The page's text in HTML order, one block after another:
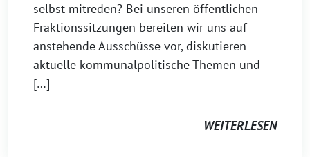
selbst mitreden? Bei unseren öffentlichen
Fraktionssitzungen bereiten wir uns auf
anstehende Ausschüsse vor, diskutieren
aktuelle kommunalpolitische Themen und
[…]
WEITERLESEN